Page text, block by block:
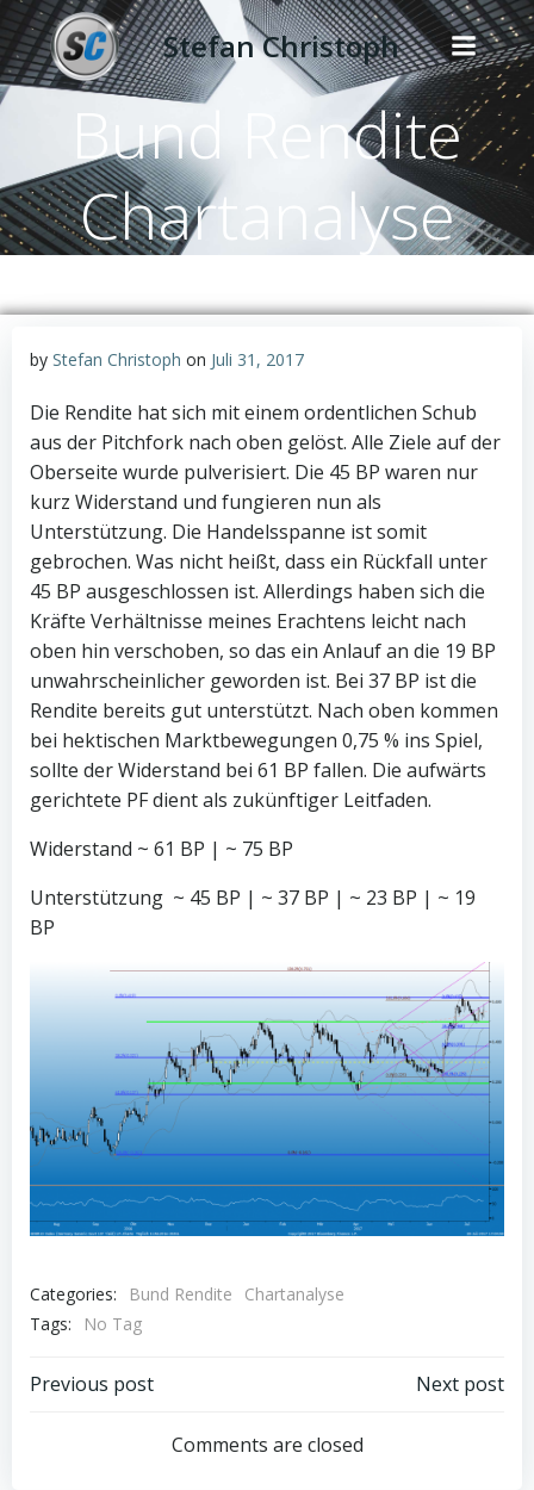
Zum
Inhalt
springen
Stefan Christoph
Bund Rendite
Chartanalyse
by Stefan Christoph on Juli 31, 2017
Die Rendite hat sich mit einem ordentlichen Schub
aus der Pitchfork nach oben gelöst. Alle Ziele auf der
Oberseite wurde pulverisiert. Die 45 BP waren nur
kurz Widerstand und fungieren nun als
Unterstützung. Die Handelsspanne ist somit
gebrochen. Was nicht heißt, dass ein Rückfall unter
45 BP ausgeschlossen ist. Allerdings haben sich die
Kräfte Verhältnisse meines Erachtens leicht nach
oben hin verschoben, so das ein Anlauf an die 19 BP
unwahrscheinlicher geworden ist. Bei 37 BP ist die
Rendite bereits gut unterstützt. Nach oben kommen
bei hektischen Marktbewegungen 0,75 % ins Spiel,
sollte der Widerstand bei 61 BP fallen. Die aufwärts
gerichtete PF dient als zukünftiger Leitfaden.
Widerstand ~ 61 BP | ~ 75 BP
Unterstützung ~ 45 BP | ~ 37 BP | ~ 23 BP | ~ 19
BP
Categories: Bund Rendite
Chartanalyse
Tags:
No Tag
Post
navigation
Previous post
navigation
Next post
Comments are closed